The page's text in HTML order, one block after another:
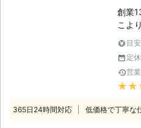
ぞよ
ソコ
購入
った
えて
なる
し、
しま
創業
こよ
いリ
ソコ
ルな
「パ
下さ
ルは
目
定
営
365日24時間対応 低価格で丁寧な